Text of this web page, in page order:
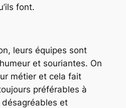
font.
leurs équipes sont
et souriantes. On
métier et cela fait
préférables à
et